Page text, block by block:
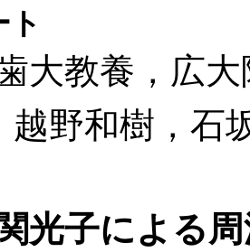
大教養，広
野和樹，石
光子による